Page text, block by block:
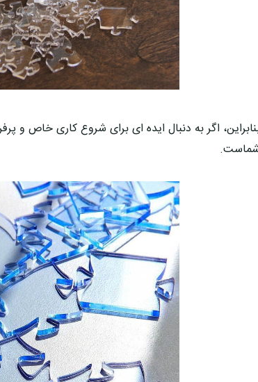
اگر به دنبال ایده ای برای شروع کاری خاص و